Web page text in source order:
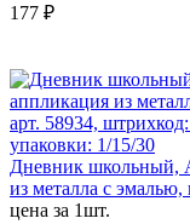
177 ₽
арт. 58934,
упаковки: 1/15/30
Дневник школьный,
из металла с
цена за 1шт.